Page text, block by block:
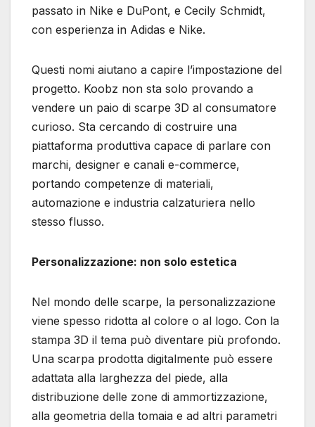
passato in Nike e DuPont, e Cecily Schmidt,
con esperienza in Adidas e Nike.
Questi nomi aiutano a capire l’impostazione del
progetto. Koobz non sta solo provando a
vendere un paio di scarpe 3D al consumatore
curioso. Sta cercando di costruire una
piattaforma produttiva capace di parlare con
marchi, designer e canali e-commerce,
portando competenze di materiali,
automazione e industria calzaturiera nello
stesso flusso.
Personalizzazione: non solo estetica
Nel mondo delle scarpe, la personalizzazione
viene spesso ridotta al colore o al logo. Con la
stampa 3D il tema può diventare più profondo.
Una scarpa prodotta digitalmente può essere
adattata alla larghezza del piede, alla
distribuzione delle zone di ammortizzazione,
alla geometria della tomaia e ad altri parametri